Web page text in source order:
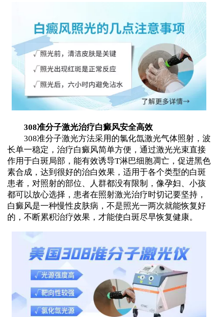
308准分子激光治疗白癜风安全高效
308准分子激光方法采用的氯化氙激光气体照射，波
长单一稳定，治疗白癜风简单方便，通过激光光束直接
作用于白斑局部，能有效诱导T淋巴细胞凋亡，促进黑色
素合成，达到很好的治白效果，适用于各个类型的白斑
患者，对照射的部位、人群都没有限制，像孕妇、小孩
都可以放心选择，患者在照射激光治疗时切记要坚持，
白癜风是一种慢性皮肤病，不是照光一两次就能恢复好
的，不断累积治疗效果，才能使白斑尽早恢复健康。